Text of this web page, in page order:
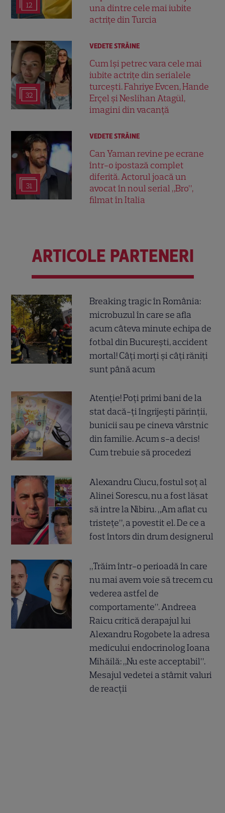
12
una dintre cele mai iubite
actrițe din Turcia
32
VEDETE STRĂINE
Cum își petrec vara cele mai
iubite actrițe din serialele
turcești. Fahriye Evcen, Hande
Erçel și Neslihan Atagül,
imagini din vacanță
31
VEDETE STRĂINE
Can Yaman revine pe ecrane
într-o ipostază complet
diferită. Actorul joacă un
avocat în noul serial „Bro”,
filmat în Italia
ARTICOLE PARTENERI
Breaking tragic în România:
microbuzul în care se afla
acum câteva minute echipa de
fotbal din București, accident
mortal! Câți morți și câți răniți
sunt până acum
Atenție! Poți primi bani de la
stat dacă-ți îngrijești părinții,
bunicii sau pe cineva vârstnic
din familie. Acum s-a decis!
Cum trebuie să procedezi
Alexandru Ciucu, fostul soț al
Alinei Sorescu, nu a fost lăsat
să intre la Nibiru. „Am aflat cu
tristețe”, a povestit el. De ce a
fost întors din drum designerul
„Trăim într-o perioadă în care
nu mai avem voie să trecem cu
vederea astfel de
comportamente”. Andreea
Raicu critică derapajul lui
Alexandru Rogobete la adresa
medicului endocrinolog Ioana
Mihăilă: „Nu este acceptabil”.
Mesajul vedetei a stârnit valuri
de reacții